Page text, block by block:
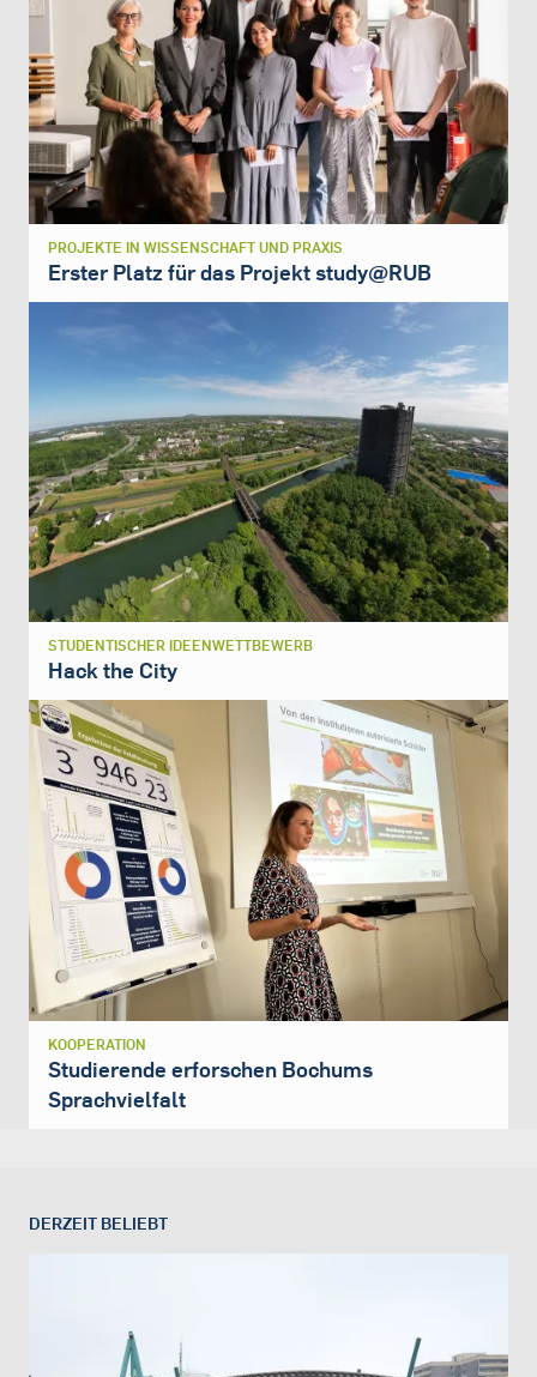
PROJEKTE IN WISSENSCHAFT UND PRAXIS
Erster Platz für das Projekt study@RUB
STUDENTISCHER IDEENWETTBEWERB
Hack the City
KOOPERATION
Studierende erforschen Bochums
Sprachvielfalt
DERZEIT BELIEBT